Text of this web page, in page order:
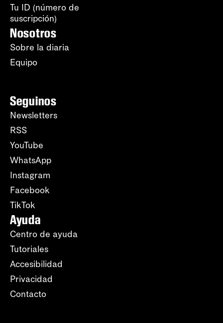
Tu ID (número de
suscripción)
Nosotros
Sobre la diaria
Equipo
Seguinos
Newsletters
RSS
YouTube
WhatsApp
Instagram
Facebook
TikTok
Ayuda
Centro de ayuda
Tutoriales
Accesibilidad
Privacidad
Contacto